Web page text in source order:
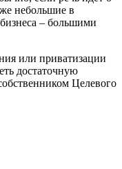
небольшие в
– большими
или приватизации
достаточную
Целевого